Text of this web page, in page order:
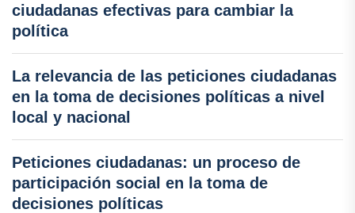
ciudadanas efectivas para cambiar la
política
La relevancia de las peticiones ciudadanas
en la toma de decisiones políticas a nivel
local y nacional
Peticiones ciudadanas: un proceso de
participación social en la toma de
decisiones políticas